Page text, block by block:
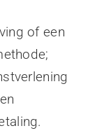
of een